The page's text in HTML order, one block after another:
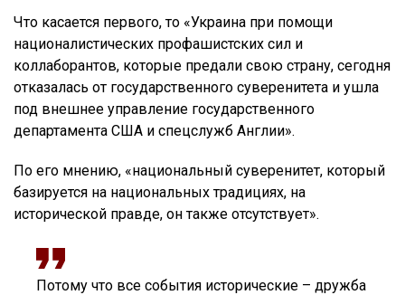
Что касается первого, то «Украина при помощи
националистических профашистских сил и
коллаборантов, которые предали свою страну, сегодня
отказалась от государственного суверенитета и ушла
под внешнее управление государственного
департамента США и спецслужб Англии».
По его мнению, «национальный суверенитет, который
базируется на национальных традициях, на
исторической правде, он также отсутствует».
Потому что все события исторические – дружба